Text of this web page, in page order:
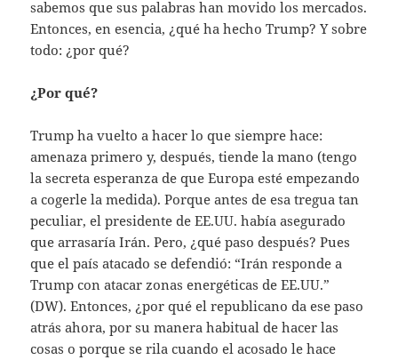
sabemos que sus palabras han movido los mercados.
Entonces, en esencia, ¿qué ha hecho Trump? Y sobre
todo: ¿por qué?
¿Por qué?
Trump ha vuelto a hacer lo que siempre hace:
amenaza primero y, después, tiende la mano (tengo
la secreta esperanza de que Europa esté empezando
a cogerle la medida). Porque antes de esa tregua tan
peculiar, el presidente de EE.UU. había asegurado
que arrasaría Irán. Pero, ¿qué paso después? Pues
que el país atacado se defendió: “Irán responde a
Trump con atacar zonas energéticas de EE.UU.”
(DW). Entonces, ¿por qué el republicano da ese paso
atrás ahora, por su manera habitual de hacer las
cosas o porque se rila cuando el acosado le hace